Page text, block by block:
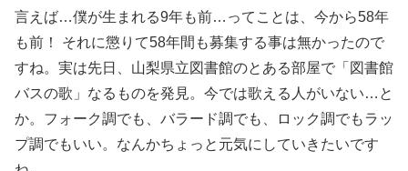
言えば…僕が生まれる9年も前…ってことは、今から58年
も前！ それに懲りて58年間も募集する事は無かったので
すね。実は先日、山梨県立図書館のとある部屋で「図書館
バスの歌」なるものを発見。今では歌える人がいない…と
か。フォーク調でも、バラード調でも、ロック調でもラッ
プ調でもいい。なんかちょっと元気にしていきたいです